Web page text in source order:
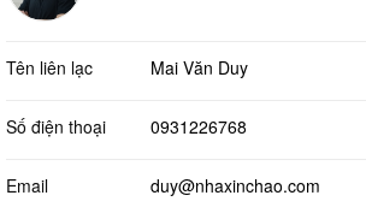
Tên liên lạc Mai Văn Duy
Số điện thoại 0931226768
Email duy@nhaxinchao.com